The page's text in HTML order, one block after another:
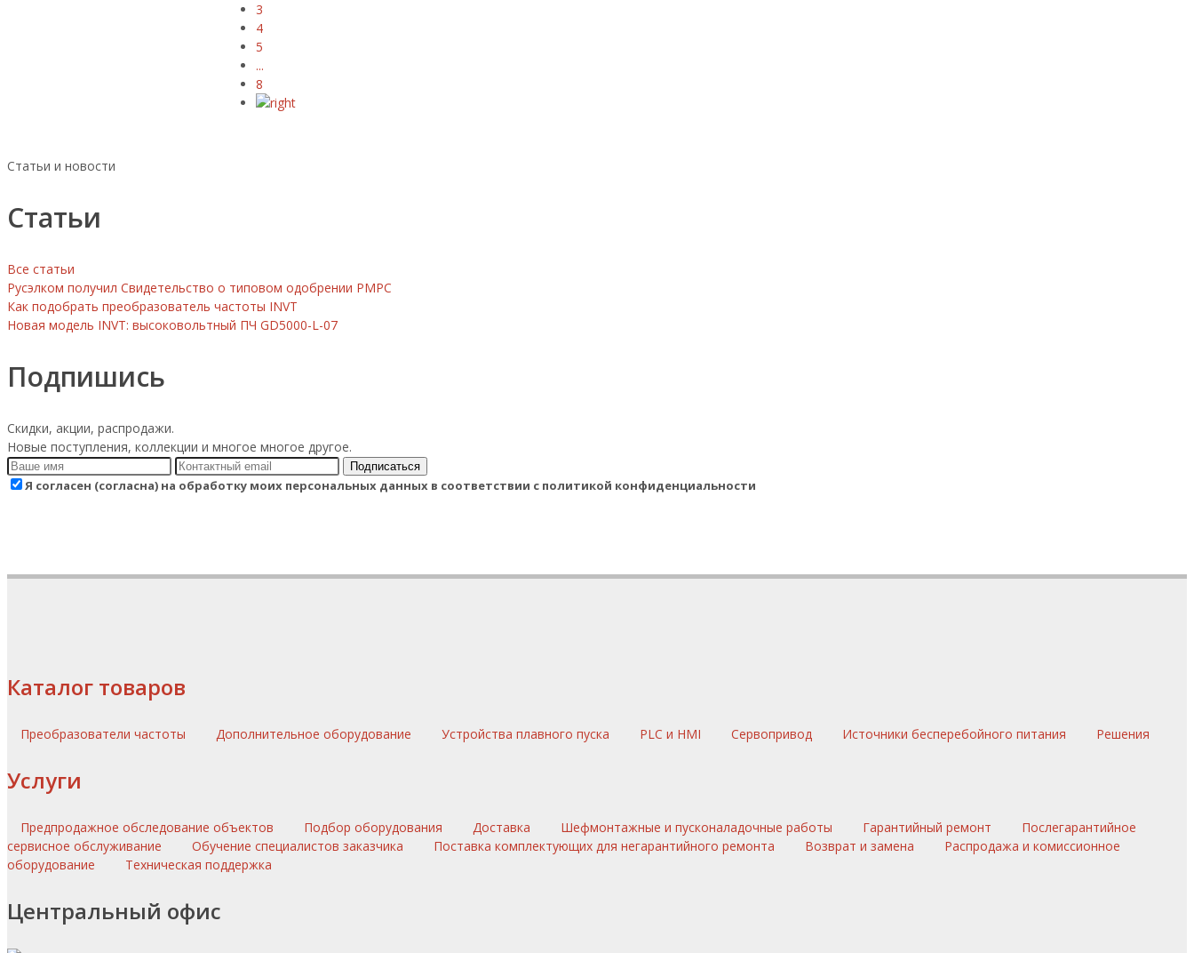
3
4
5
...
8
Статьи и новости
Статьи
Все статьи
Русэлком получил Свидетельство о типовом одобрении РМРС
Как подобрать преобразователь частоты INVT
Новая модель INVT: высоковольтный ПЧ GD5000-L-07
Подпишись
Скидки, акции, распродажи.
Новые поступления, коллекции и многое многое другое.
Подписаться
Я согласен (согласна) на обработку моих персональных данных в соответствии с политикой конфиденциальности
Каталог товаров
Преобразователи частоты Дополнительное оборудование Устройства плавного пуска PLC и HMI Сервопривод Источники бесперебойного питания Решения
Услуги
Предпродажное обследование объектов Подбор оборудования Доставка Шефмонтажные и пусконаладочные работы Гарантийный ремонт
Послегарантийное
сервисное обслуживание
Обучение специалистов заказчика Поставка комплектующих для негарантийного ремонта Возврат и замена
Распродажа и комиссионное
оборудование
Техническая поддержка
Центральный офис